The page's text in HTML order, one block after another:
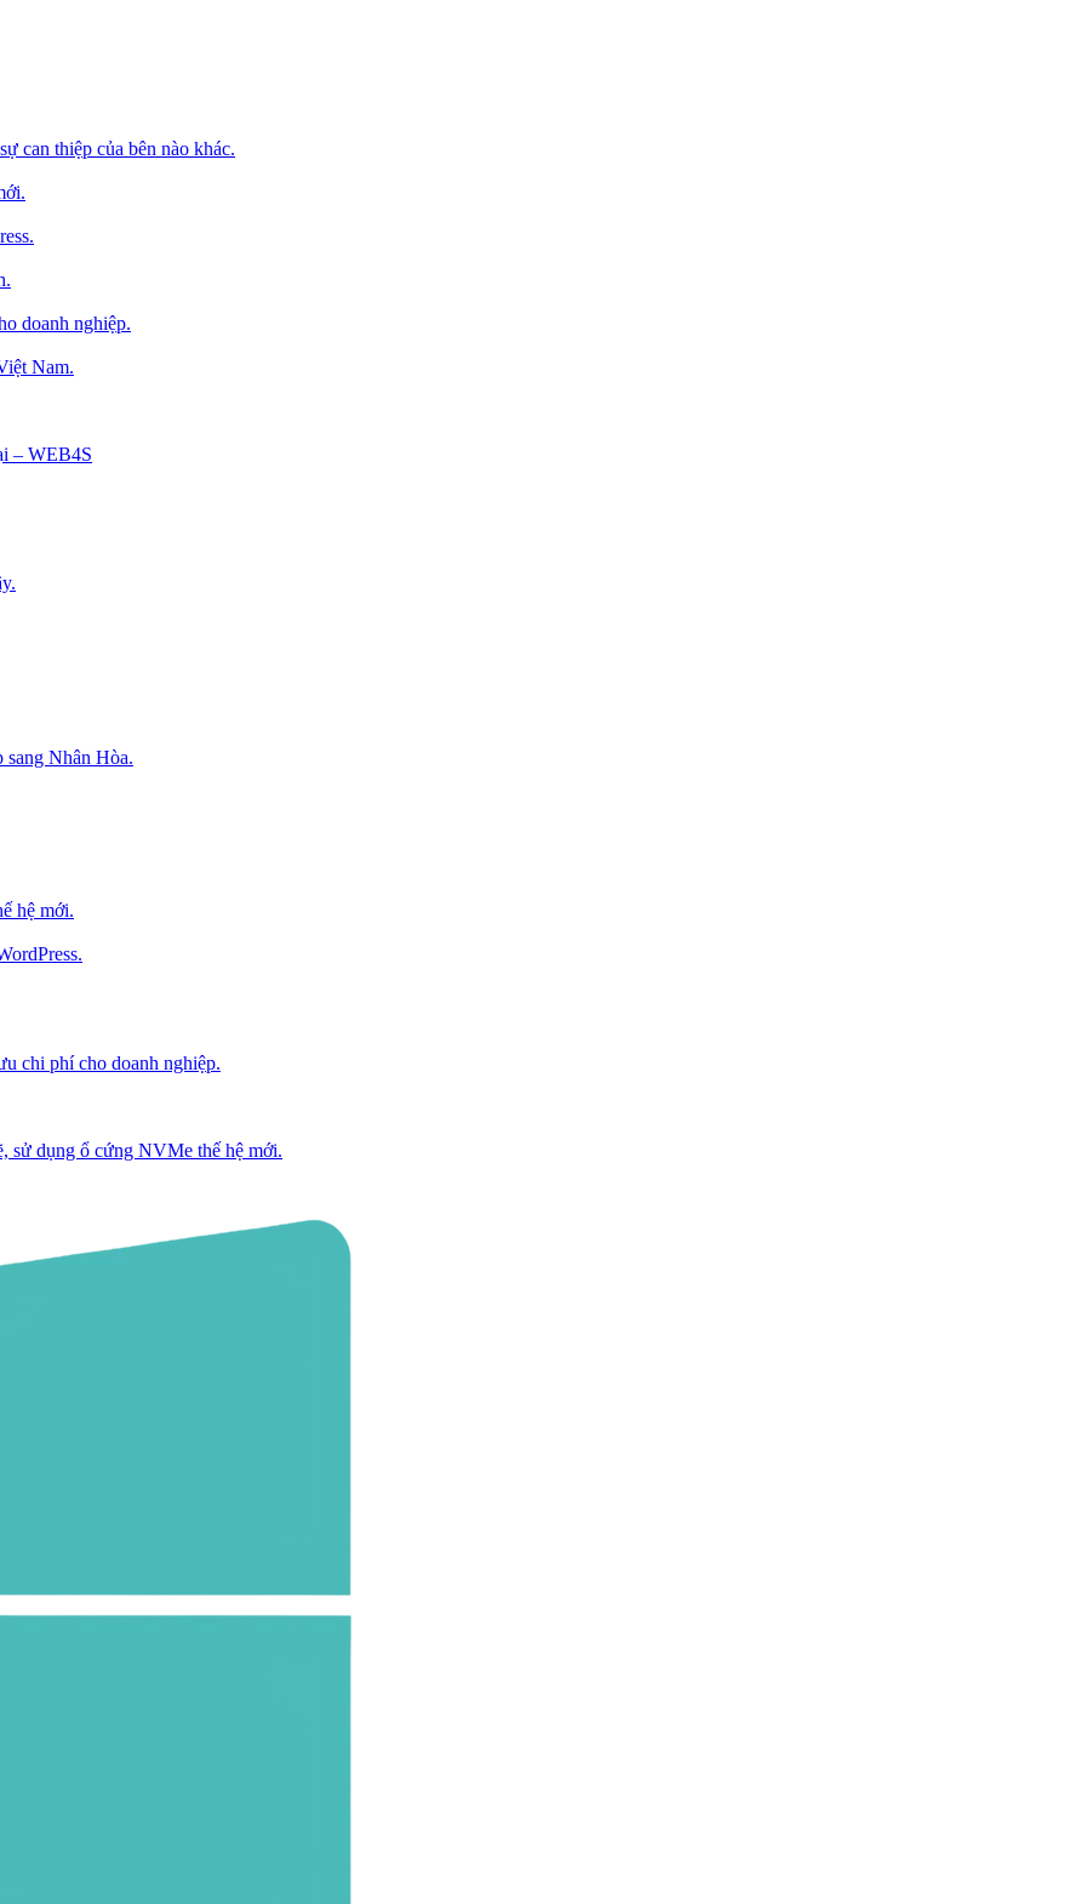
can thiệp của bên nào khác.
doanh nghiệp.
Nam.
– WEB4S
sang Nhân Hòa.
hệ mới.
chi phí cho doanh nghiệp.
sử dụng ổ cứng NVMe thế hệ mới.